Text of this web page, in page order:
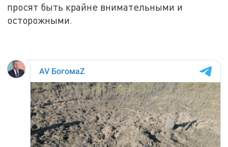
просят быть крайне внимательными и
осторожными.